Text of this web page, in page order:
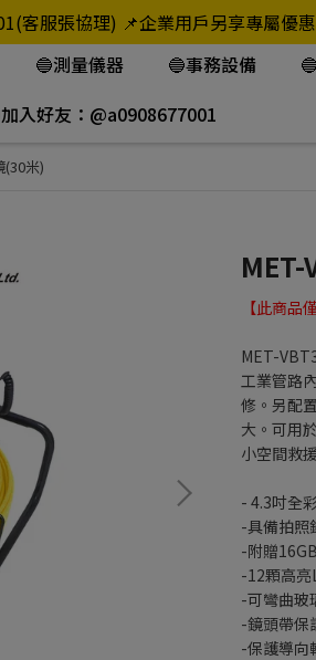
客服張協理) 📌企業用戶另享專屬優
🔵測量儀器 🔵事務設備
入好友：@a0908677001
(30米)
【此商品
MET-
工業管路
修。另配
大。可用
小空間救
- 4.3吋全
-具備拍照
-附贈
-12顆高亮
-可彎曲玻
-鏡頭帶保
-保護導向